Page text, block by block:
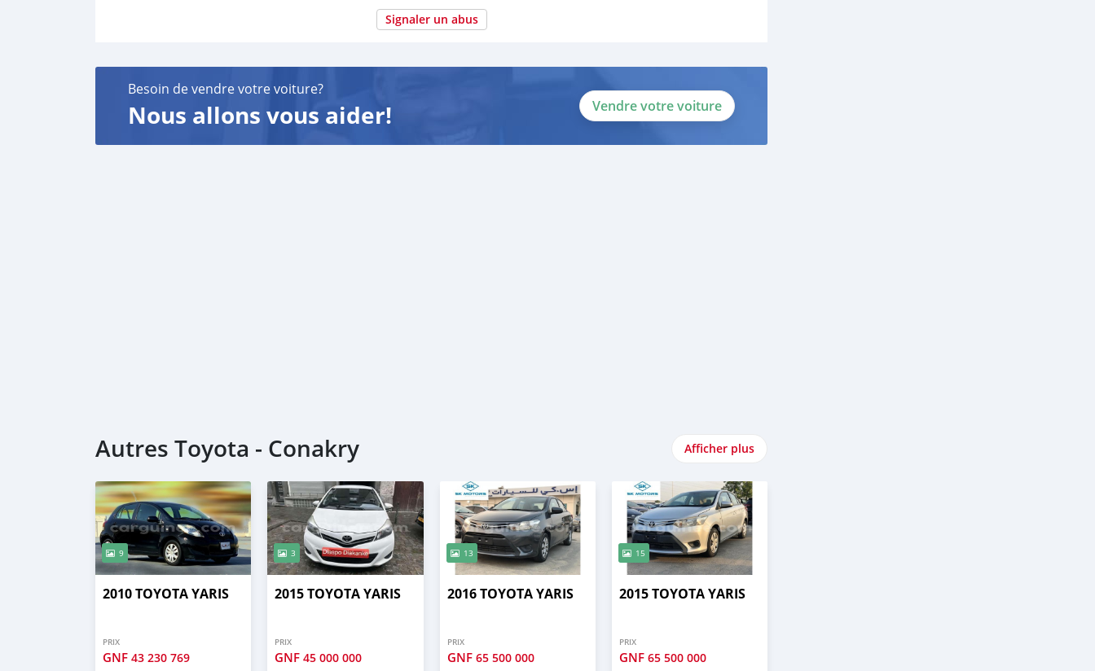
Signaler un abus
Besoin de vendre votre voiture?
Nous allons vous aider! Vendre votre voiture
Autres Toyota - Conakry Afficher plus
9
2010 TOYOTA YARIS
PRIX
GNF 43 230 769
3
2015 TOYOTA YARIS
PRIX
GNF45 000 000
13
2016 TOYOTA YARIS
PRIX
GNF 65 500 000
15
2015 TOYOTA YARIS
PRIX
GNF 65 500 000